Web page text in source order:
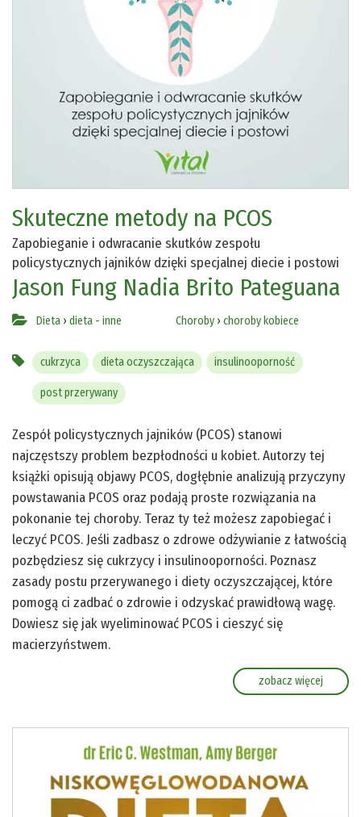
Skuteczne metody na PCOS
Zapobieganie i odwracanie skutków zespołu
policystycznych jajników dzięki specjalnej diecie i postowi
Jason Fung Nadia Brito Pateguana
Dieta › dieta - inne Choroby › choroby kobiece
cukrzyca dieta oczyszczająca insulinooporność
post przerywany
Zespół policystycznych jajników (PCOS) stanowi
najczęstszy problem bezpłodności u kobiet. Autorzy tej
książki opisują objawy PCOS, dogłębnie analizują przyczyny
powstawania PCOS oraz podają proste rozwiązania na
pokonanie tej choroby. Teraz ty też możesz zapobiegać i
leczyć PCOS. Jeśli zadbasz o zdrowe odżywianie z łatwością
pozbędziesz się cukrzycy i insulinooporności. Poznasz
zasady postu przerywanego i diety oczyszczającej, które
pomogą ci zadbać o zdrowie i odzyskać prawidłową wagę.
Dowiesz się jak wyeliminować PCOS i cieszyć się
macierzyństwem.
zobacz więcej